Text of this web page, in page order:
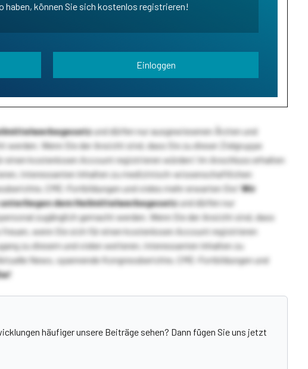
haben, können Sie sich kostenlos registrieren!
Einloggen
und dürfen nur ausgewiesenen Ärzten und
Wenn Sie der Ansicht sind, dass Sie zu dieser Zielgruppe
einen kostenlosen Account registrieren würden! Im Anschluss erhalten
interessanten Inhalten zu medizinisch-wissenschaftlichen
CME-Fortbildungen und vieles mehr erwarten Sie!Wir
dem Heilmittelwerbegesetzund dürfen nur
zugänglich gemacht werden. Wenn Sie der Ansicht sind, dass
wenn Sie sich für einen kostenlosen Account registrieren
zu diesem und vielen weiteren, interessanten Inhalten zu
News, spannende Kongressberichte, CME-Fortbildungen und
häufiger unsere Beiträge sehen? Dann fügen Sie uns jetzt